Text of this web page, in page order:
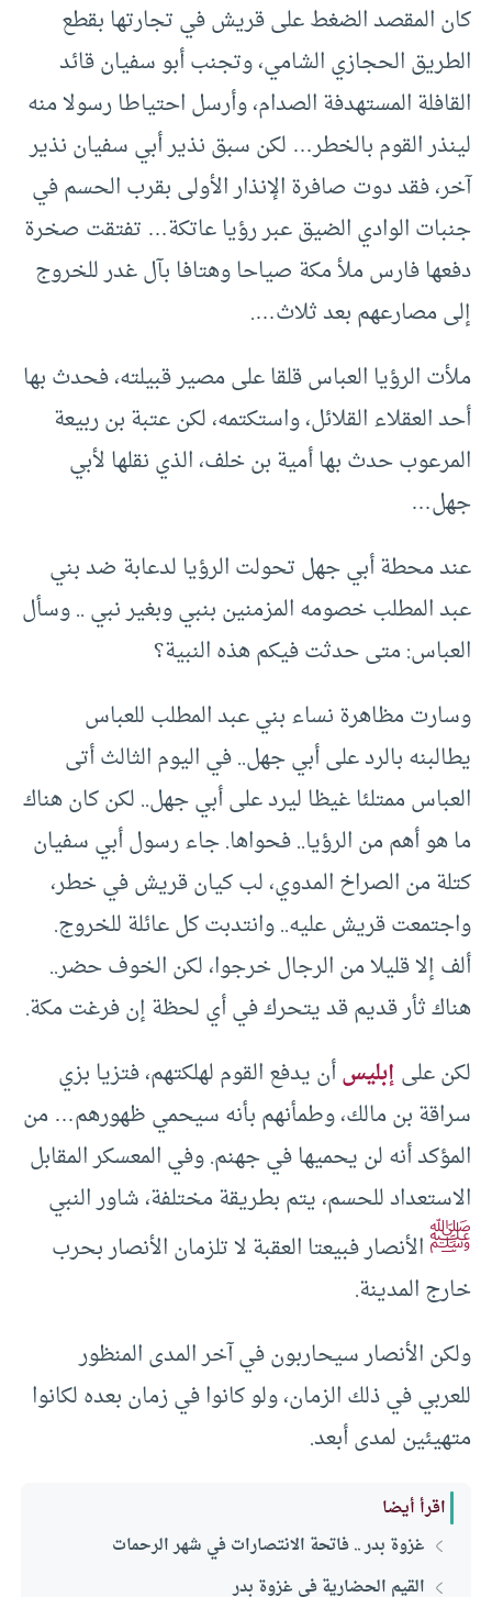
كان المقصد الضغط على قريش في تجارتها بقطع
الطريق الحجازي الشامي، وتجنب أبو سفيان قائد
القافلة المستهدفة الصدام، وأرسل احتياطا رسولا منه
لينذر القوم بالخطر… لكن سبق نذير أبي سفيان نذير
آخر، فقد دوت صافرة الإنذار الأولى بقرب الحسم في
جنبات الوادي الضيق عبر رؤيا عاتكة… تفتقت صخرة
دفعها فارس ملأ مكة صياحا وهتافا بآل غدر للخروج
إلى مصارعهم بعد ثلاث….
ملأت الرؤيا العباس قلقا على مصير قبيلته، فحدث بها
أحد العقلاء القلائل، واستكتمه، لكن عتبة بن ربيعة
المرعوب حدث بها أمية بن خلف، الذي نقلها لأبي
جهل…
عند محطة أبي جهل تحولت الرؤيا لدعابة ضد بني
عبد المطلب خصومه المزمنين بنبي وبغير نبي .. وسأل
العباس: متى حدثت فيكم هذه النبية؟
وسارت مظاهرة نساء بني عبد المطلب للعباس
يطالبنه بالرد على أبي جهل.. في اليوم الثالث أتى
العباس ممتلئا غيظا ليرد على أبي جهل.. لكن كان هناك
ما هو أهم من الرؤيا.. فحواها. جاء رسول أبي سفيان
كتلة من الصراخ المدوي، لب كيان قريش في خطر،
واجتمعت قريش عليه.. وانتدبت كل عائلة للخروج.
ألف إلا قليلا من الرجال خرجوا، لكن الخوف حضر..
هناك ثأر قديم قد يتحرك في أي لحظة إن فرغت مكة.
لكن علىإبليسأن يدفع القوم لهلكتهم، فتزيا بزي
سراقة بن مالك، وطمأنهم بأنه سيحمي ظهورهم… من
المؤكد أنه لن يحميها في جهنم. وفي المعسكر المقابل
الاستعداد للحسم، يتم بطريقة مختلفة، شاور النبي
ﷺالأنصار فبيعتا العقبة لا تلزمان الأنصار بحرب
خارج المدينة.
ولكن الأنصار سيحاربون في آخر المدى المنظور
للعربي في ذلك الزمان، ولو كانوا في زمان بعده لكانوا
متهيئين لمدى أبعد.
اقرأ أيضا
غزوة بدر .. فاتحة الانتصارات في شهر الرحمات
القيم الحضارية في غزوة بدر